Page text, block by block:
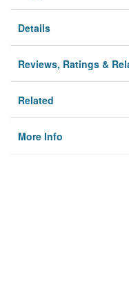
Details
Reviews, Ratings &
Related
More Info